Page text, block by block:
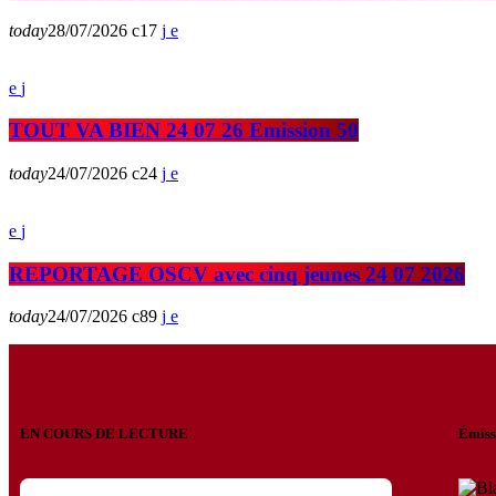
today28/07/2026 17
TOUT VA BIEN 24 07 26 Emission 50
today24/07/2026 24
REPORTAGE OSCV avec cinq jeunes 24 07 2026
today24/07/2026 89
EN COURS DE LECTURE